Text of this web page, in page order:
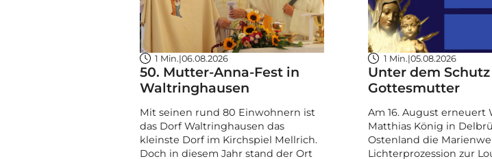
1 Min.|06.08.2026
50. Mutter-Anna-Fest in
Waltringhausen
Mit seinen rund 80 Einwohnern ist
das Dorf Waltringhausen das
kleinste Dorf im Kirchspiel Mellrich.
Doch in diesem Jahr stand der Ort
1 Min.|05.08.2026
Unter dem
Gottesmutter
Am 16. August erneuert
Matthias König in
Ostenland die
Lichterprozession zur